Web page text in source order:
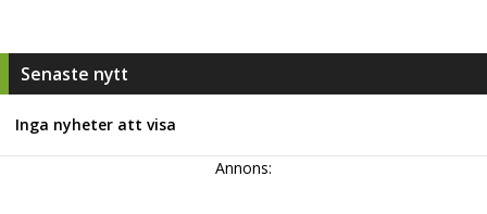
Senaste nytt
Inga nyheter att visa
Annons: